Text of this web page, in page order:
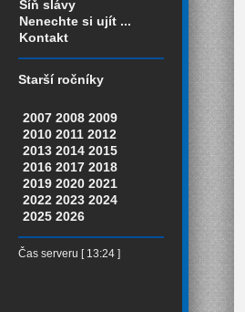
Síň slávy
Nenechte si ujít ...
Kontakt
Starší ročníky
2007 2008 2009
2010 2011 2012
2013 2014 2015
2016 2017 2018
2019 2020 2021
2022 2023 2024
2025 2026
Čas serveru [ 13:24 ]